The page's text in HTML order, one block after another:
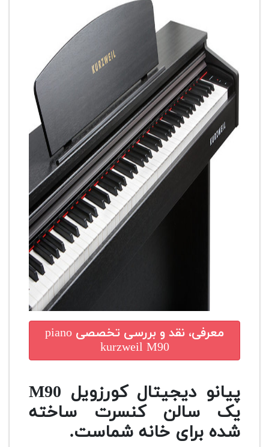
معرفی، نقد و بررسی تخصصی piano
kurzweil M90
پیانو دیجیتال کورزویل M90
یک سالن کنسرت ساخته
شده برای خانه شماست.